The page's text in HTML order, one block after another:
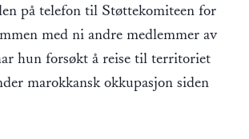
på telefon til Støttekomiteen for
med ni andre medlemmer av
hun forsøkt å reise til territoriet
marokkansk okkupasjon siden